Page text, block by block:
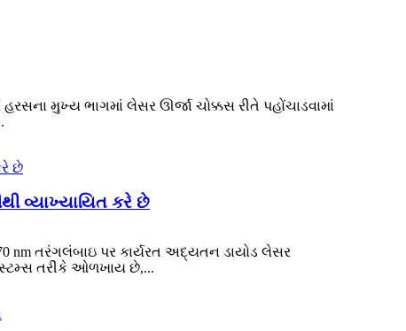
મુખ્ય ભાગમાં લેસર ઊર્જા ચોક્કસ રીતે પહોંચાડવામાં
વ્યાખ્યાયિત કરે છે
nm તરંગલંબાઇ પર કાર્યરત અદ્યતન ડાયોડ લેસર
તરીકે ઓળખાય છે,...